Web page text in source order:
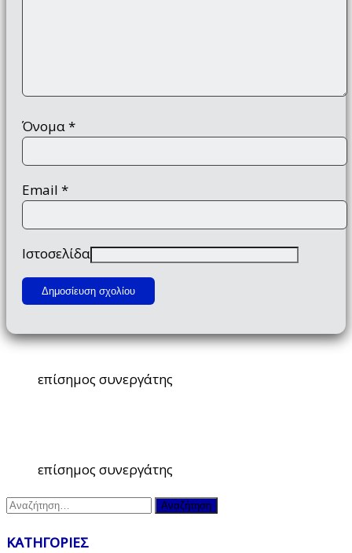
Όνομα*
Email *
Ιστοσελίδα
επίσημος συνεργάτης
επίσημος συνεργάτης
Αναζήτηση
ΚΑΤΗΓΟΡΙΕΣ